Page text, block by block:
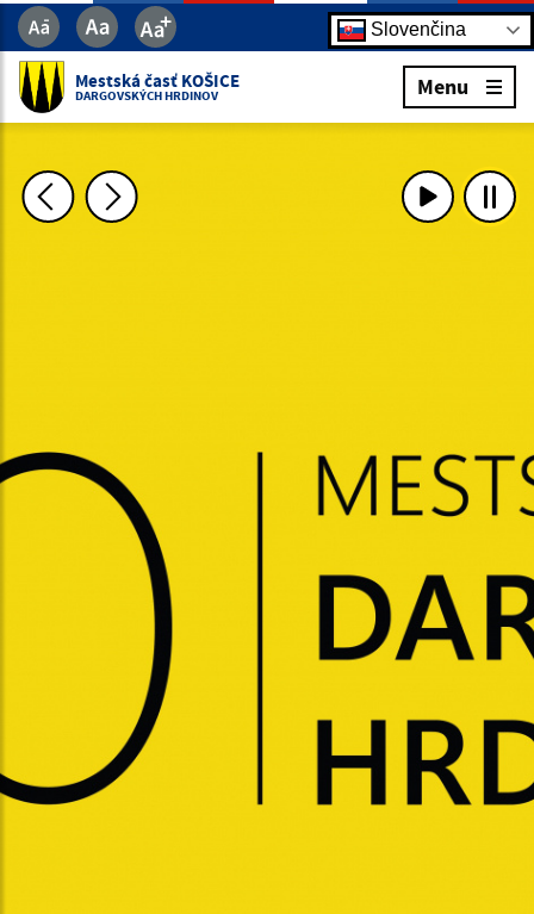
Slovenčina
Mestská časť KOŠICE
DARGOVSKÝCH HRDINOV Menu